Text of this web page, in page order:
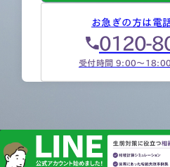
お急ぎの方は電
0120-
受付時間 9:00～